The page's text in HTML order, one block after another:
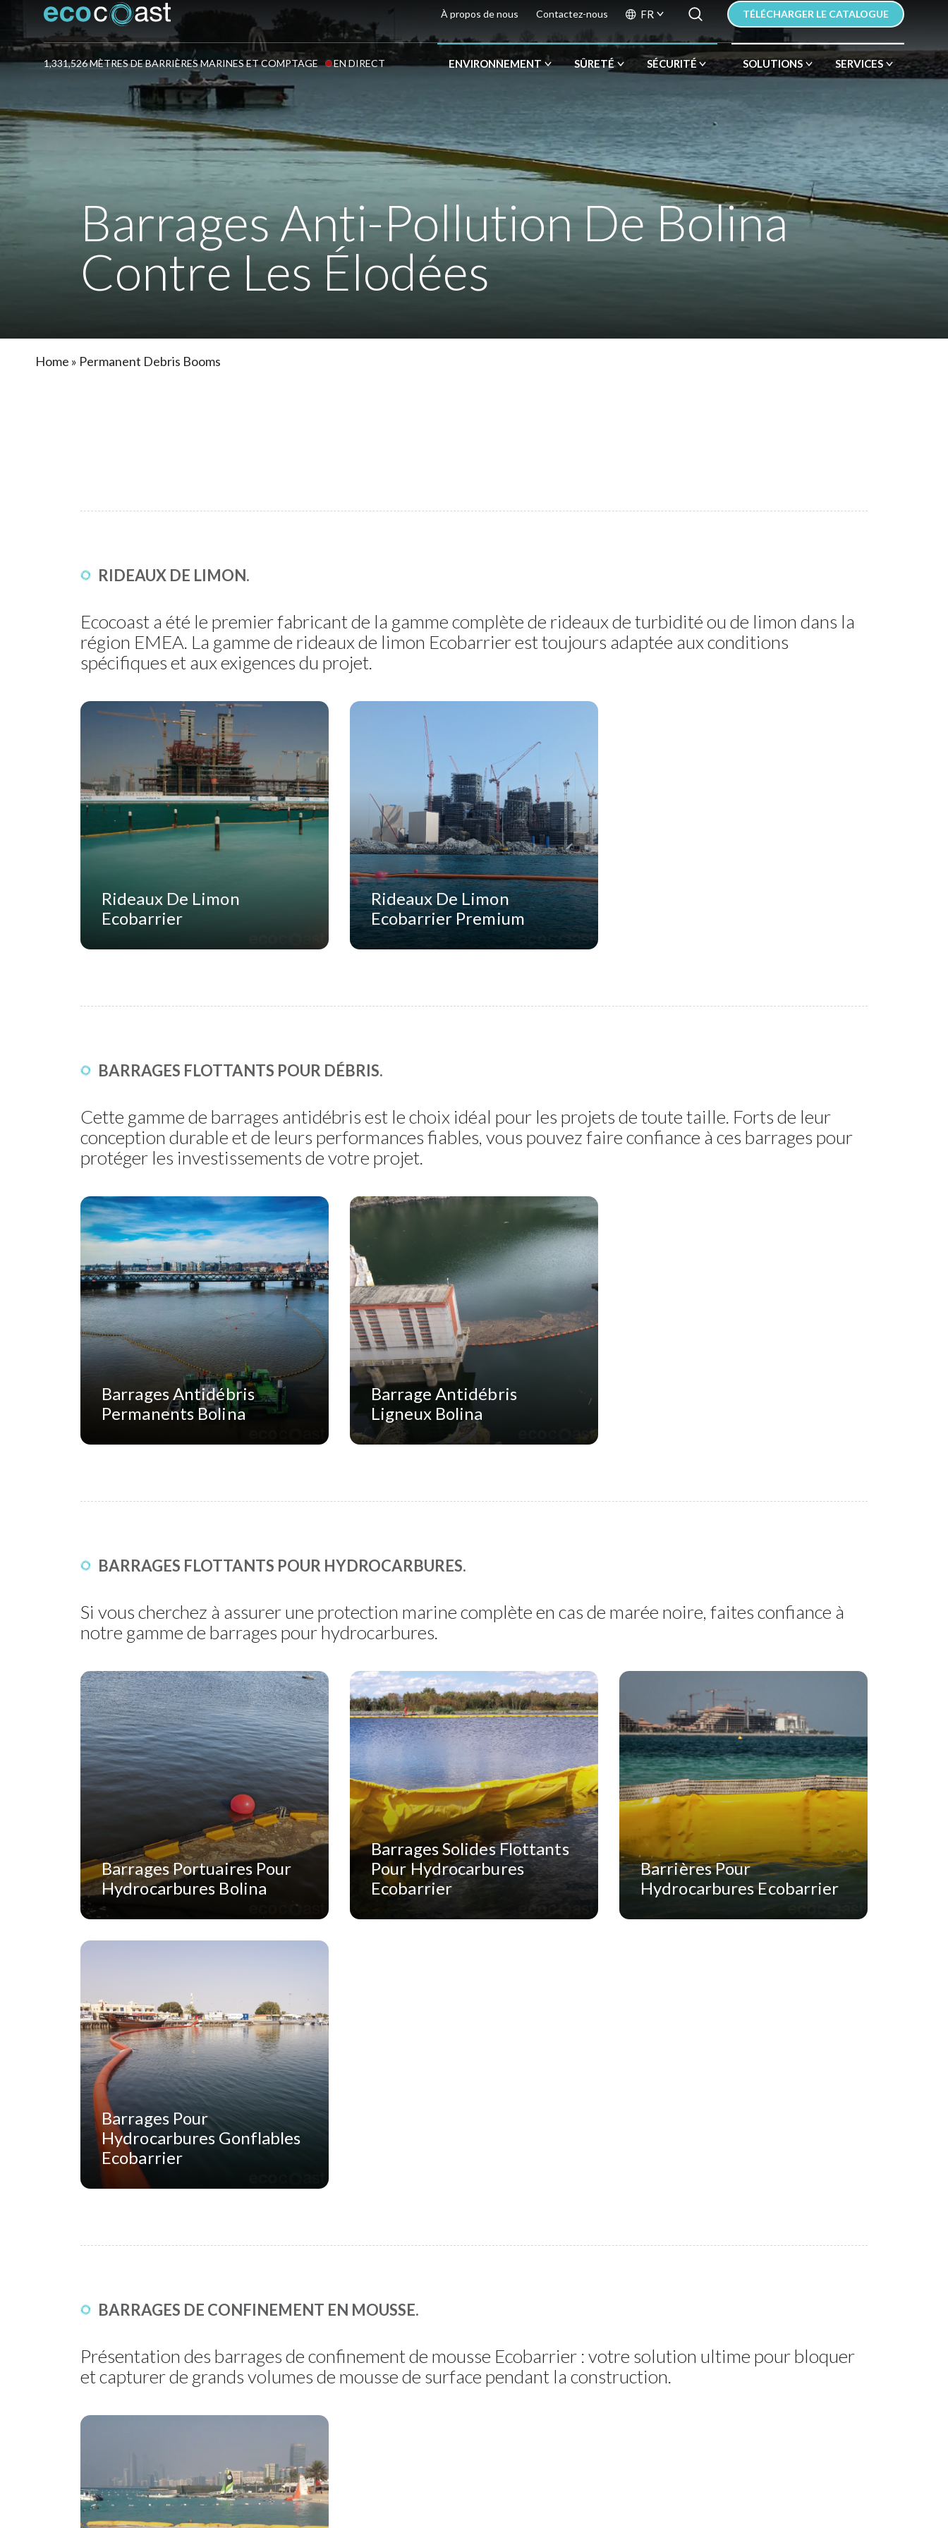
À propos de nous Contactez-nous FR
Search
for:
TÉLÉCHARGER LE CATALOGUE
1,331,526 MÈTRES DE BARRIÈRES MARINES ET COMPTAGE EN DIRECT ENVIRONNEMENT SÛRETÉ SÉCURITÉ SOLUTIONS SERVICES
Barrages Anti-Pollution De Bolina
Contre Les Élodées
Home » Permanent Debris Booms
RIDEAUX DE LIMON.
Ecocoast a été le premier fabricant de la gamme complète de rideaux de turbidité ou de limon dans la
région EMEA. La gamme de rideaux de limon Ecobarrier est toujours adaptée aux conditions
spécifiques et aux exigences du projet.
Rideaux De Limon
Ecobarrier
Rideaux De Limon
Ecobarrier Premium
BARRAGES FLOTTANTS POUR DÉBRIS.
Cette gamme de barrages antidébris est le choix idéal pour les projets de toute taille. Forts de leur
conception durable et de leurs performances fiables, vous pouvez faire confiance à ces barrages pour
protéger les investissements de votre projet.
Barrages Antidébris
Permanents Bolina
Barrage Antidébris
Ligneux Bolina
BARRAGES FLOTTANTS POUR HYDROCARBURES.
Si vous cherchez à assurer une protection marine complète en cas de marée noire, faites confiance à
notre gamme de barrages pour hydrocarbures.
Barrages Portuaires Pour
Hydrocarbures Bolina
Barrages Solides Flottants
Pour Hydrocarbures
Ecobarrier
Barrières Pour
Hydrocarbures Ecobarrier
Barrages Pour
Hydrocarbures Gonflables
Ecobarrier
BARRAGES DE CONFINEMENT EN MOUSSE.
Présentation des barrages de confinement de mousse Ecobarrier : votre solution ultime pour bloquer
et capturer de grands volumes de mousse de surface pendant la construction.